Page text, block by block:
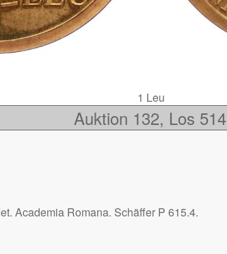
1 Leu
Auktion 132, Los 514
Academia Romana. Schäffer P 615.4.